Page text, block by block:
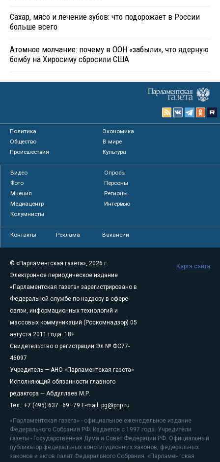
Сахар, мясо и лечение зубов: что подорожает в России
больше всего
Атомное молчание: почему в ООН «забыли», что ядерную
бомбу на Хиросиму сбросили США
Политика
Экономика
Общество
В мире
Происшествия
Культура
Видео
Опросы
Фото
Персоны
Мнения
Регионы
Медиацентр
Интервью
Колумнисты
Контакты Реклама Вакансии
© «Парламентская газета», 2026 г.
Электронное периодическое издание
«Парламентская газета» зарегистрировано в
Федеральной службе по надзору в сфере
связи, информационных технологий и
массовых коммуникаций (Роскомнадзор) 05
августа 2011 года. 18+
Свидетельство о регистрации Эл № ФС77-
46097
Учредитель — АНО «Парламентская газета»
Исполняющий обязанности главного
редактора — Абдуллаев М.Р.
Тел.: +7 (495) 637–69–79 E-mail: pg@pnp.ru
«Парламентская газета» - официальное еженедельное издание
Федерального Собрания РФ. Издается с 1997 года. Учредители
газеты - Государственная Дума и Совет Федерации РФ. Официальный
публикатор федеральных конституционных законов, федеральных
законов и актов палат Федерального Собрания. «Парламентская
Карта сайта